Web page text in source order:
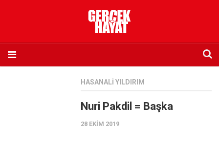
HASANALI YILDIRIM
Nuri Pakdil = Başka
28 EKIM 2019